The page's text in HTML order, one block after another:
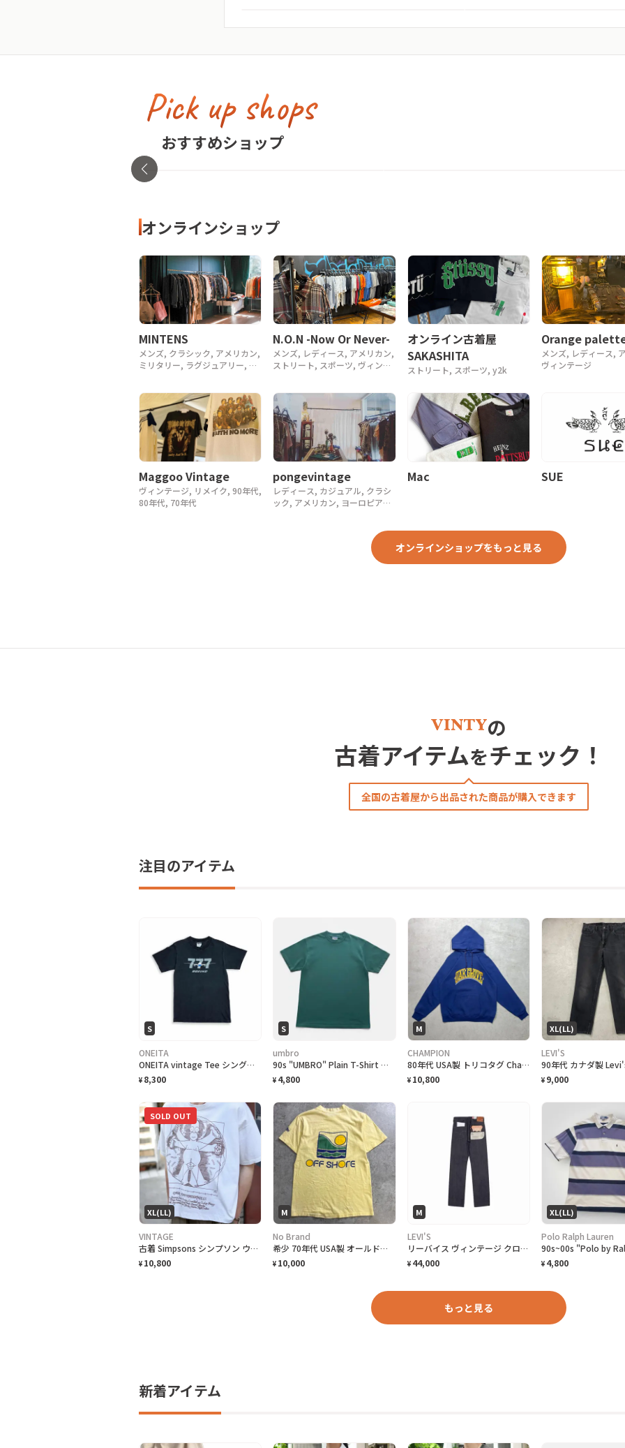
Pick up shops
おすすめショップ
古着屋no pain no gain(ノーペインノーゲ
イン)
東京都・渋谷区
オンラインショップ
MINTENS
メンズ, クラシック, アメリカン,
ミリタリー, ラグジュアリー, デ
60年代, 50年代, 40年代
N.O.N -Now Or Never-
メンズ, レディース, アメリカン,
ストリート, スポーツ, ヴィンテ
オンライン古着屋
SAKASHITA
ストリート, スポーツ, y2k
Orange
メンズ, レディース,
ヴィンテージ
Maggoo Vintage
ヴィンテージ, リメイク, 90年代,
80年代, 70年代
pongevintage
レディース, カジュアル, クラシ
ック, アメリカン, ヨーロピアン,
Mac SUE
オンラインショップをもっと見る
の
古着アイテムをチェック！
全国の古着屋から出品された商品が購入できます
注目のアイテム
S
ONEITA
ONEITA vintage Tee シングルステッチ Tシャツ BOEING ボーイング
¥ 8,300
S
umbro
90s "UMBRO" Plain T-Shirt アンブロ 無地Tシャツ [S]
¥ 4,800
M
CHAMPION
80年代 USA製 トリコタグ Champion チャンピオン OAK GROVE カレッジプリント スウェットパーカー メンズM相当 古着 80s ヴィンテージ VINTAGE 紺色
¥ 10,800
XL(LL)
LEVI'S
¥ 9,000
XL(LL)
SOLD OUT
VINTAGE
古着 Simpsons シンプソン ウィトルウィウス的人体図 Tシャツ
¥ 10,800
M
No Brand
希少 70年代 USA製 オールドサーフ最初期 OFF SHORE オフショア 袖ロゴ 両面プリント サーフTシャツ メンズM Hanes BEEFY-T 希少TM表記 アメリカ製 古着 VINTAGE シングルステッチ ヴィンテージ ライトイエロー 黄色
¥ 10,000
M
LEVI'S
リーバイス ヴィンテージ クロージング 1947 501® ジーンズ オーガニック "リジッド"
¥ 44,000
XL(LL)
Polo Ralph Lauren
¥ 4,800
もっと見る
新着アイテム